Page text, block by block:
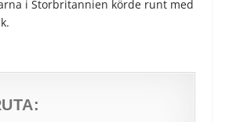
i Storbritannien körde runt med